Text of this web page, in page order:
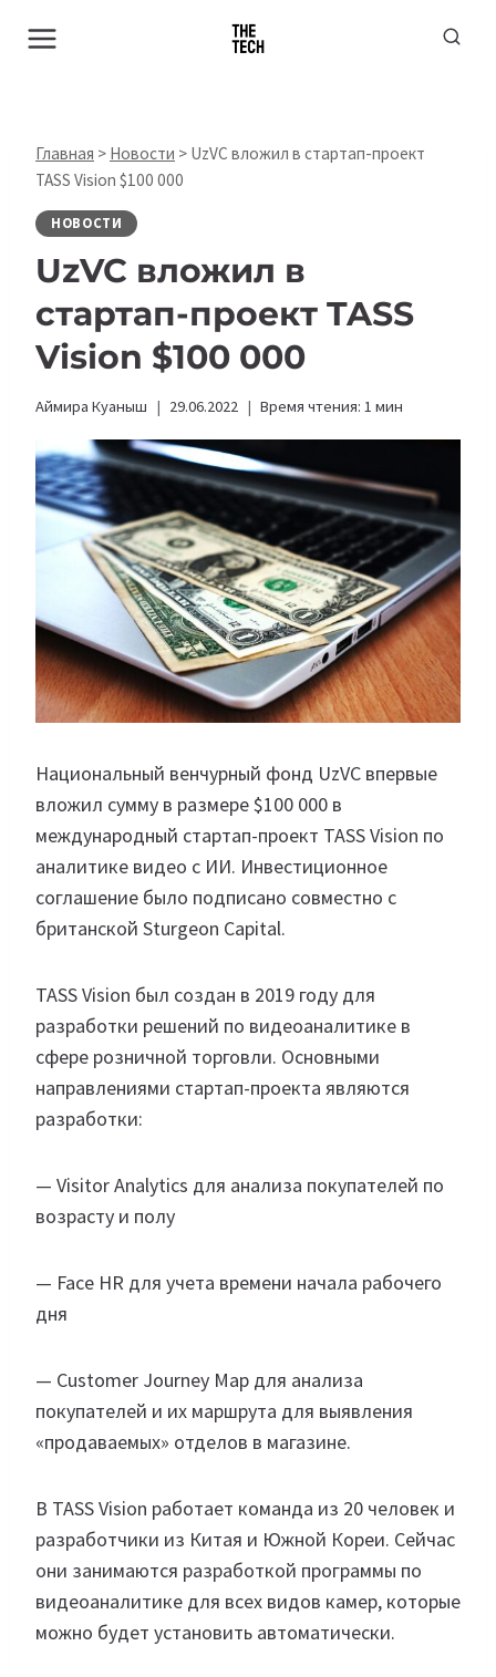
Главная > Новости > UzVC вложил в стартап-проект
TASS Vision $100 000
НОВОСТИ
UzVC вложил в
стартап-проект TASS
Vision $100 000
Аймира Куаныш 29.06.2022 Время чтения: 1 мин
Национальный венчурный фонд UzVC впервые
вложил сумму в размере $100 000 в
международный стартап-проект TASS Vision по
аналитике видео с ИИ. Инвестиционное
соглашение было подписано совместно с
британской Sturgeon Capital.
TASS Vision был создан в 2019 году для
разработки решений по видеоаналитике в
сфере розничной торговли. Основными
направлениями стартап-проекта являются
разработки:
— Visitor Analytics для анализа покупателей по
возрасту и полу
— Face HR для учета времени начала рабочего
дня
— Customer Journey Map для анализа
покупателей и их маршрута для выявления
«продаваемых» отделов в магазине.
В TASS Vision работает команда из 20 человек и
разработчики из Китая и Южной Кореи. Сейчас
они занимаются разработкой программы по
видеоаналитике для всех видов камер, которые
можно будет установить автоматически.